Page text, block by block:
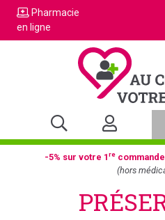
Pharmacie
en ligne
-5% sur votre 1recommande
(hors